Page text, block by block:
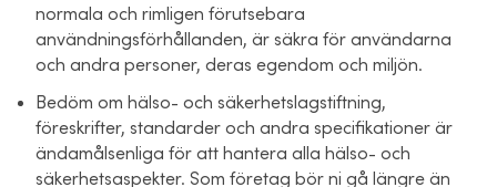
normala och rimligen förutsebara
användningsförhållanden, är säkra för användarna
och andra personer, deras egendom och miljön.
Bedöm om hälso- och säkerhetslagstiftning,
föreskrifter, standarder och andra specifikationer är
ändamålsenliga för att hantera alla hälso- och
säkerhetsaspekter. Som företag bör ni gå längre än